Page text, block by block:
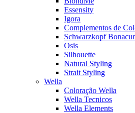
Essensity
Igora
Complementos de
Schwarzkopf
Osis
Silhouette
Natural Styling
Strait Styling
Wella
Coloração Wella
Wella Tecnicos
Wella Elements